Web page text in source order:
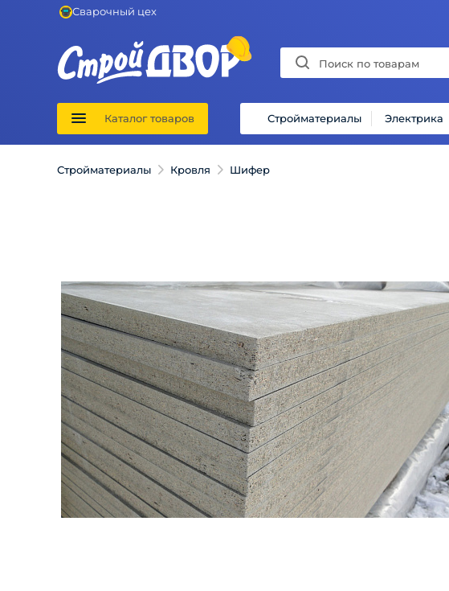
Сварочный цех
Каталог товаров Стройматериалы Электрика
Стройматериалы Кровля Шифер